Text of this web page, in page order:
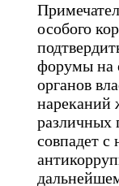
особого
форумы на
органов
нареканий
различных
совпадет